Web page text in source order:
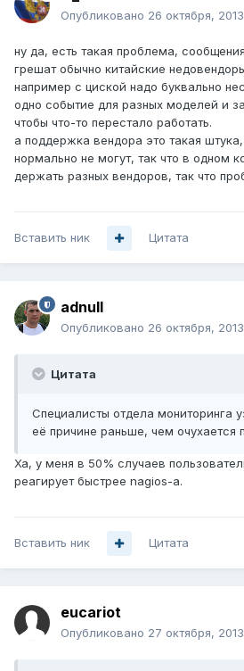
Опубликовано 26 октября, 2013
ну да, есть такая проблема,
грешат обычно китайские
например с циской надо буквально
одно событие для разных моделей и
чтобы что-то перестало работать.
а поддержка вендора это такая
нормально не могут, так что в одном
держать разных вендоров, так что
Вставить ник Цитата
adnull
Опубликовано 26 октября, 2013
Цитата
Специалисты отдела мониторинга
её причине раньше, чем очухается
Ха, у меня в 50% случаев
реагирует быстрее nagios-а.
Вставить ник Цитата
eucariot
Опубликовано 27 октября, 2013